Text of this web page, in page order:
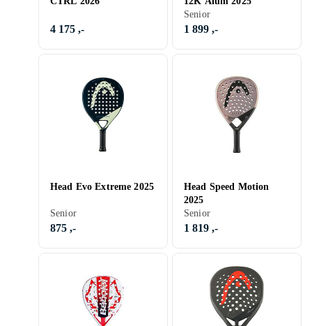
4 175 ,-
Senior
1 899 ,-
Head Evo Extreme 2025
Senior
875 ,-
Head Speed Motion
2025
Senior
1 819 ,-